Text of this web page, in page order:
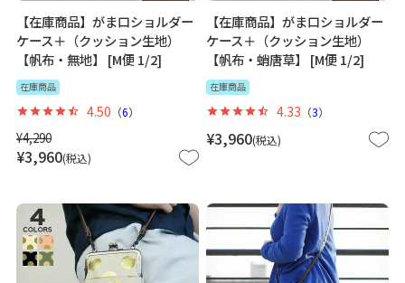
【在庫商品】がま口ショルダー
ケース＋（クッション生地）
【帆布・無地】 [M便 1/2]
在庫商品
¥4,290
¥3,960 税込
4.50 （6）
【在庫商品】がま口ショルダー
ケース＋（クッション生地）
【帆布・蛸唐草】 [M便 1/2]
在庫商品
¥3,960 税込
4.33 （3）